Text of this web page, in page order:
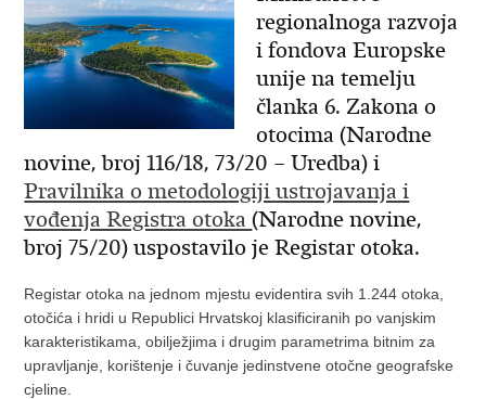
regionalnoga razvoja
i fondova Europske
unije na temelju
članka 6. Zakona o
otocima (Narodne
novine, broj 116/18, 73/20 – Uredba) i
Pravilnika o metodologiji ustrojavanja i
vođenja Registra otoka(Narodne novine,
broj 75/20) uspostavilo je Registar otoka.
Registar otoka na jednom mjestu evidentira svih 1.244 otoka,
otočića i hridi u Republici Hrvatskoj klasificiranih po vanjskim
karakteristikama, obilježjima i drugim parametrima bitnim za
upravljanje, korištenje i čuvanje jedinstvene otočne geografske
cjeline.